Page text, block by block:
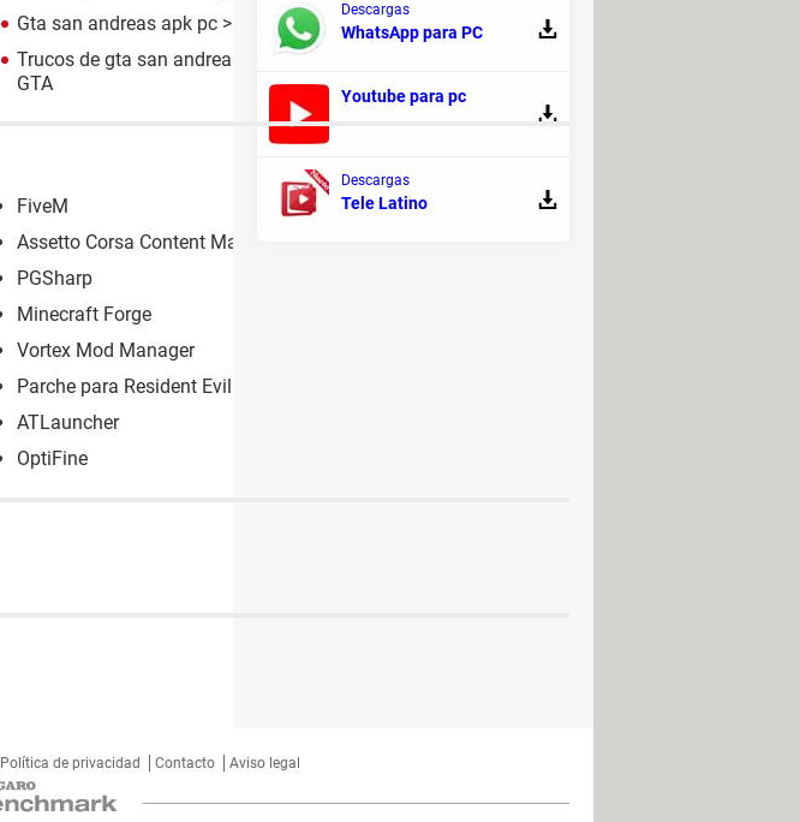
Gta san andreas apk pc > Programas - Acción y aventuras
Trucos de gta san andreas pc motos deportivas
GTA
FiveM
Assetto Corsa Content Manager
PGSharp
Minecraft Forge
Vortex Mod Manager
Parche para Resident Evil 4
ATLauncher
OptiFine
Descargas
WhatsApp para PC
Youtube para pc
Descargas
Tele Latino
Política de privacidad Contacto Aviso legal